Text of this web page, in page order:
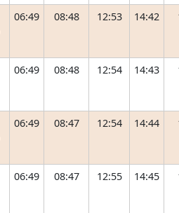
06:49 08:48 12:53 14:42
06:49 08:48 12:54 14:43
06:49 08:47 12:54 14:44
06:49 08:47 12:55 14:45